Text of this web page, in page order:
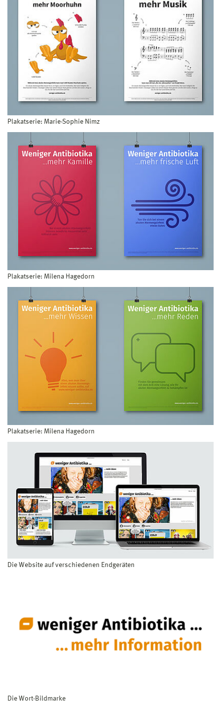
Plakatserie: Marie-Sophie Nimz
Plakatserie: Milena Hagedorn
Plakatserie: Milena Hagedorn
Die Website auf verschiedenen Endgeräten
Die Wort-Bildmarke